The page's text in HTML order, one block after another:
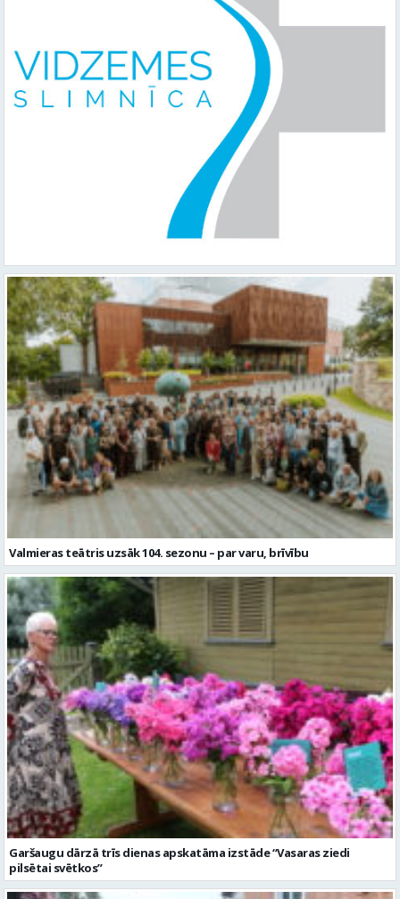
Valmieras teātris uzsāk 104. sezonu – par varu, brīvību
Garšaugu dārzā trīs dienas apskatāma izstāde “Vasaras ziedi
pilsētai svētkos”